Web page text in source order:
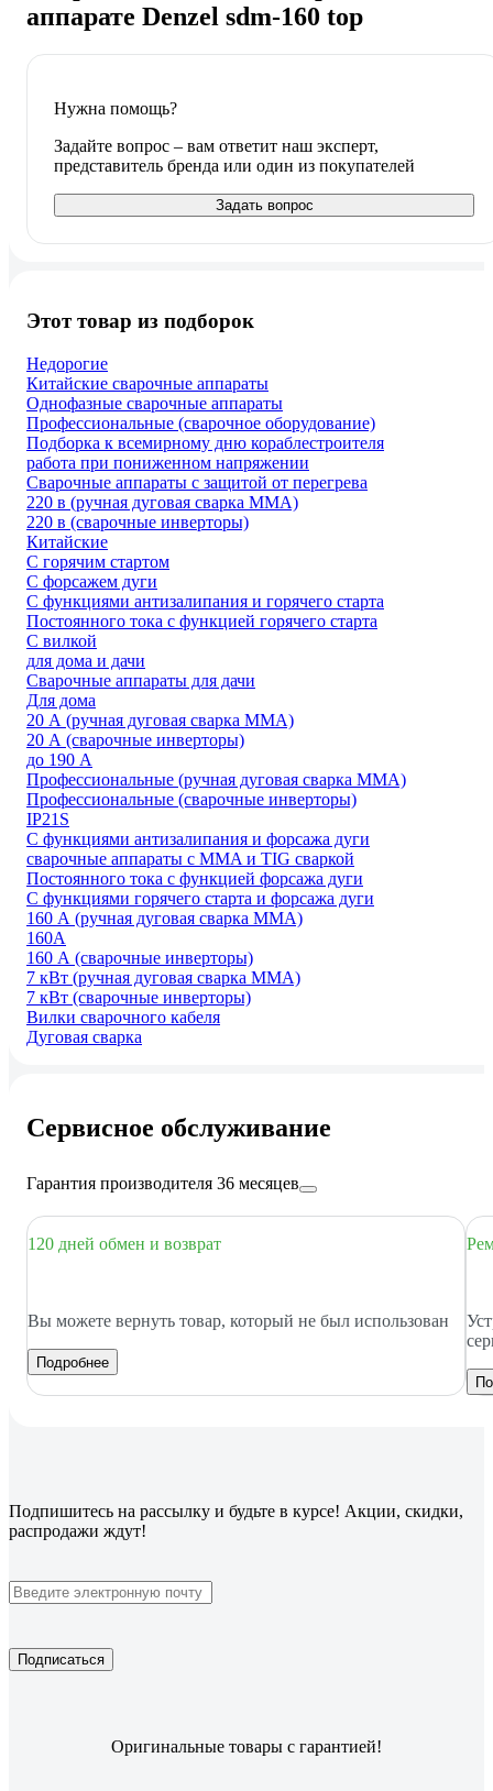
аппарате Denzel sdm-160 top
Нужна помощь?
Задайте вопрос – вам ответит наш эксперт,
представитель бренда или один из покупателей
Задать вопрос
Этот товар из подборок
Недорогие
Китайские сварочные аппараты
Однофазные сварочные аппараты
Профессиональные (сварочное оборудование)
Подборка к всемирному дню кораблестроителя
работа при пониженном напряжении
Сварочные аппараты с защитой от перегрева
220 в (ручная дуговая сварка MMA)
220 в (сварочные инверторы)
Китайские
С горячим стартом
С форсажем дуги
С функциями антизалипания и горячего старта
Постоянного тока с функцией горячего старта
С вилкой
для дома и дачи
Сварочные аппараты для дачи
Для дома
20 А (ручная дуговая сварка MMA)
20 А (сварочные инверторы)
до 190 А
Профессиональные (ручная дуговая сварка MMA)
Профессиональные (сварочные инверторы)
IP21S
С функциями антизалипания и форсажа дуги
сварочные аппараты с MMA и TIG сваркой
Постоянного тока с функцией форсажа дуги
С функциями горячего старта и форсажа дуги
160 А (ручная дуговая сварка MMA)
160А
160 А (сварочные инверторы)
7 кВт (ручная дуговая сварка MMA)
7 кВт (сварочные инверторы)
Вилки сварочного кабеля
Дуговая сварка
Сервисное обслуживание
Гарантия производителя 36 месяцев
120 дней обмен и возврат
Вы можете вернуть товар, который не был использован
Подробнее
Подпишитесь на рассылку и будьте в курсе! Акции, скидки,
распродажи ждут!
Подписаться
Оригинальные товары с гарантией!